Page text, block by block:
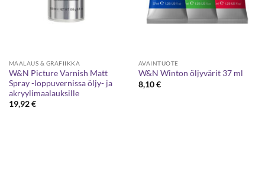
MAALAUS & GRAFIIKKA
W&N Picture Varnish Matt
Spray -loppuvernissa öljy- ja
akryylimaalauksille
19,92€
AVAINTUOTE
W&N Winton öljyvärit 37 ml
8,10€